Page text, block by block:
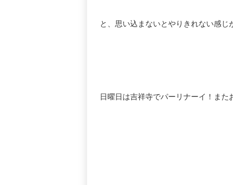
と、思い込まないとやりきれない感じ
日曜日は吉祥寺でパーリナーイ！また